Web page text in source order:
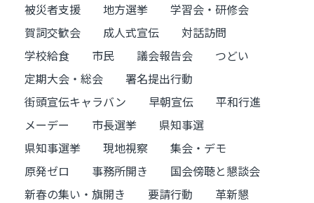
被災者支援 地方選挙
学習会・研修会
賀詞交歓会
成人式宣伝
対話訪問
学校給食
市民 議会報告会
つどい
定期大会・総会
署名提出行動
街頭宣伝キャラバン
早朝宣伝
平和行進
メーデー
市長選挙
県知事選
県知事選挙
現地視察
集会・デモ
原発ゼロ
事務所開き
国会傍聴と懇談会
新春の集い・旗開き
要請行動
革新懇